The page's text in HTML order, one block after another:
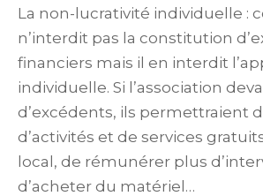
La non-lucrativité individuelle :
n’interdit pas la constitution
financiers mais il en interdit
individuelle. Si l’association
d’excédents, ils permettraient
d’activités et de services
local, de rémunérer plus
d’acheter du matériel…